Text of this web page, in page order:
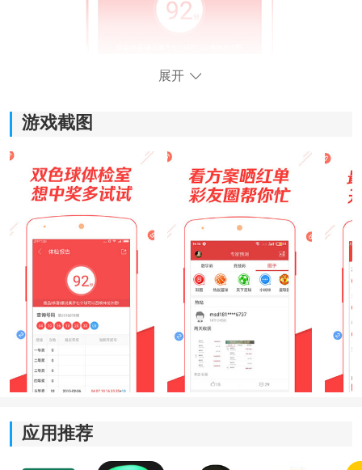
热门版本介绍：
双色球最新版本-双色球官方免费-双色球手机版旧版-点
应用功能
1、平台支持较完整的历史资料查询，不同时间区间与阶
段内容能够连续回溯查看。很多用户会通过长期对照阶
段变化，慢慢形成自己的整理逻辑。
2、系统提供阶段计划与记录模块，平时关注的区间变
化、组合方向以及重点资料都能够长期保存，后续重新
展开
游戏截图
应用推荐